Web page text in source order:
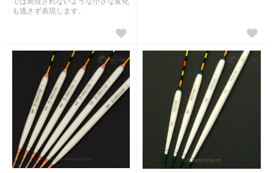
も逃さず表現します。